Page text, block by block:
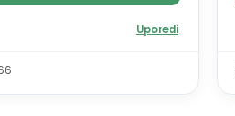
Uporedi